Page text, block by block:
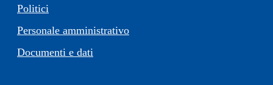
Politici
Personale amministrativo
Documenti e dati